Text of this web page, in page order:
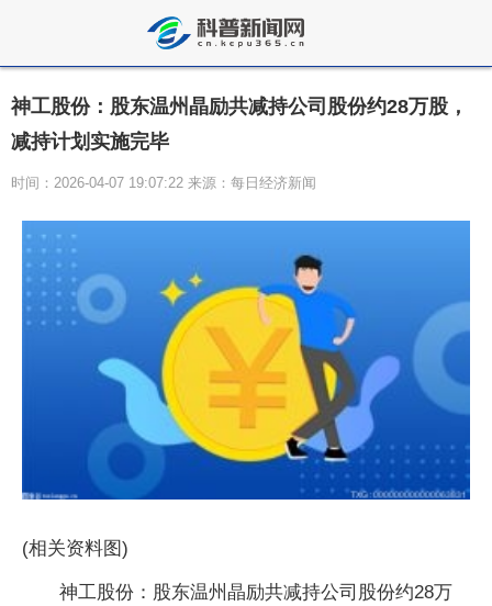
神工股份：股东温州晶励共减持公司股份约28万股，
减持计划实施完毕
时间：2026-04-07 19:07:22 来源：每日经济新闻
(相关资料图)
神工股份：股东温州晶励共减持公司股份约28万